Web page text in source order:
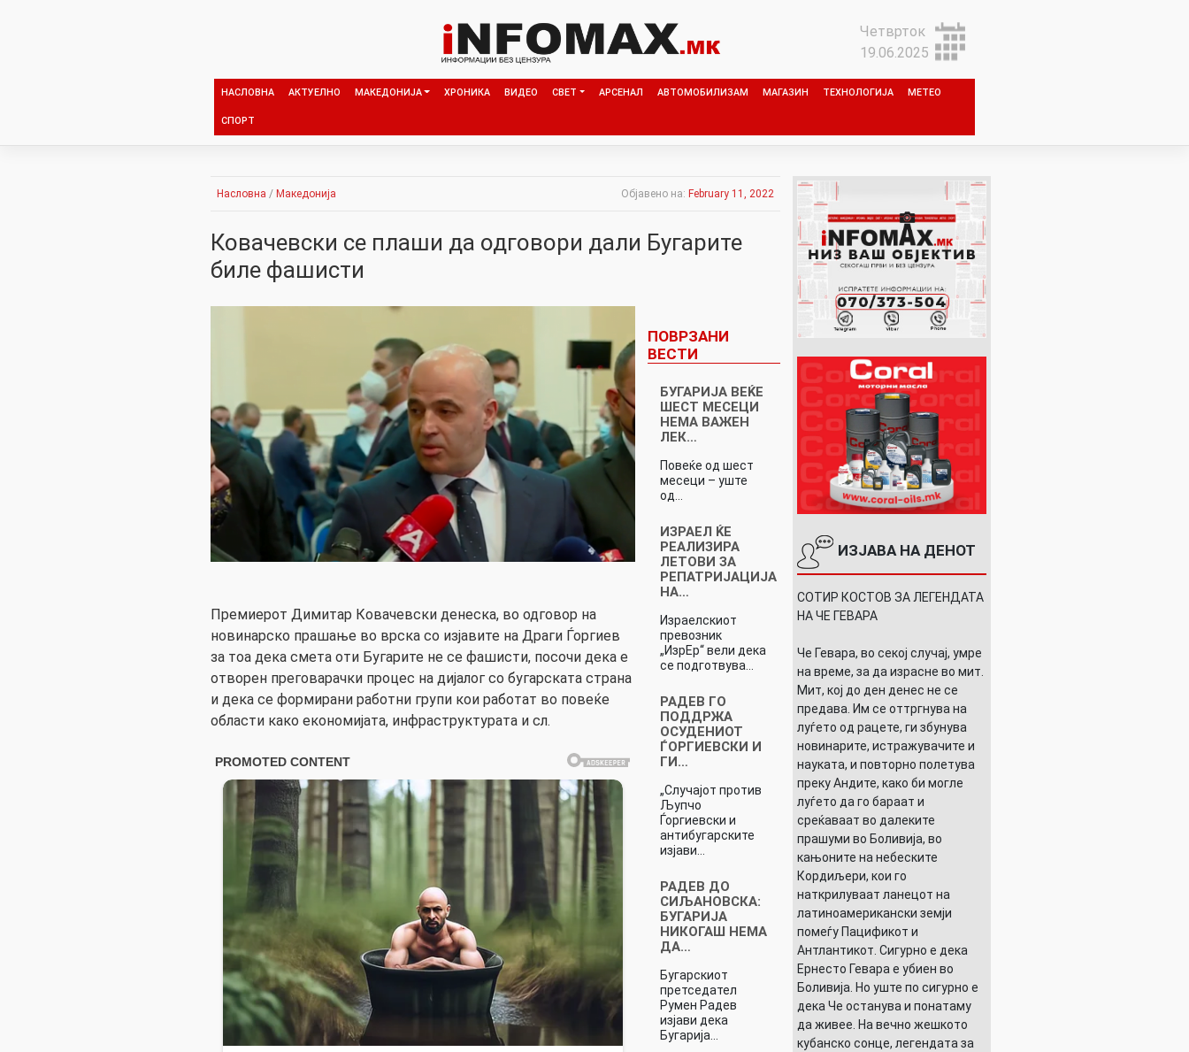
Четврток
19.06.2025
НАСЛОВНА АКТУЕЛНО МАКЕДОНИЈА ХРОНИКА ВИДЕО СВЕТ АРСЕНАЛ АВТОМОБИЛИЗАМ МАГАЗИН ТЕХНОЛОГИЈА МЕТЕО
СПОРТ
Насловна / Македонија Објавено на: February 11, 2022
Ковачевски се плаши да одговори дали Бугарите
биле фашисти
Премиерот Димитар Ковачевски денеска, во одговор на
новинарско прашање во врска со изјавите на Драги Ѓоргиев
за тоа дека смета оти Бугарите не се фашисти, посочи дека е
отворен преговарачки процес на дијалог со бугарската страна
и дека се формирани работни групи кои работат во повеќе
области како економијата, инфраструктурата и сл.
ПОВРЗАНИ
ВЕСТИ
БУГАРИЈА ВЕЌЕ
ШЕСТ МЕСЕЦИ
НЕМА ВАЖЕН
ЛЕК…
Повеќе од шест
месеци – уште
од…
ИЗРАЕЛ ЌЕ
РЕАЛИЗИРА
ЛЕТОВИ ЗА
РЕПАТРИЈАЦИЈА
НА…
Израелскиот
превозник
„ИзрЕр“ вели дека
се подготвува…
РАДЕВ ГО
ПОДДРЖА
ОСУДЕНИОТ
ЃОРГИЕВСКИ И
ГИ…
„Случајот против
Љупчо
Ѓоргиевски и
антибугарските
изјави…
РАДЕВ ДО
СИЉАНОВСКА:
БУГАРИЈА
НИКОГАШ НЕМА
ДА…
Бугарскиот
претседател
Румен Радев
изјави дека
Бугарија…
ИЗЈАВА НА ДЕНОТ
СОТИР КОСТОВ ЗА ЛЕГЕНДАТА
НА ЧЕ ГЕВАРА
Че Гевара, во секој случај, умре
на време, за да израсне во мит.
Мит, кој до ден денес не се
предава. Им се оттргнува на
луѓето од рацете, ги збунува
новинарите, истражувачите и
науката, и повторно полетува
преку Андите, како би могле
луѓето да го бараат и
среќаваат во далеките
прашуми во Боливија, во
кањоните на небеските
Кордиљери, кои го
наткрилуваат ланецот на
латиноамерикански земји
помеѓу Пацификот и
Антлантикот. Сигурно е дека
Ернесто Гевара е убиен во
Боливија. Но уште по сигурно е
дека Че останува и понатаму
да живее. На вечно жешкото
кубанско сонце, легендата за